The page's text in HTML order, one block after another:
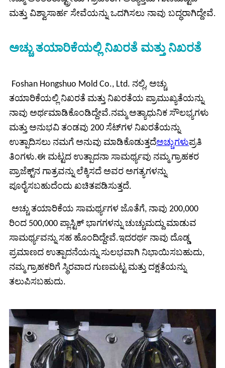
ಮತ್ತು ವಿಶ್ವಾಸಾರ್ಹ ಸೇವೆಯನ್ನು ಒದಗಿಸಲು ನಾವು ಬದ್ಧರಾಗಿದ್ದೇವೆ.
ಅಚ್ಚು ತಯಾರಿಕೆಯಲ್ಲಿ ನಿಖರತೆ ಮತ್ತು ನಿಖರತೆ
Foshan Hongshuo Mold Co., Ltd. ನಲ್ಲಿ, ಅಚ್ಚು
ತಯಾರಿಕೆಯಲ್ಲಿ ನಿಖರತೆ ಮತ್ತು ನಿಖರತೆಯ ಪ್ರಾಮುಖ್ಯತೆಯನ್ನು
ನಾವು ಅರ್ಥಮಾಡಿಕೊಂಡಿದ್ದೇವೆ.ನಮ್ಮ ಅತ್ಯಾಧುನಿಕ ಸೌಲಭ್ಯಗಳು
ಮತ್ತು ಅನುಭವಿ ತಂಡವು 200 ಸೆಟ್‌ಗಳ ನಿಖರತೆಯನ್ನು
ಉತ್ಪಾದಿಸಲು ನಮಗೆ ಅನುವು ಮಾಡಿಕೊಡುತ್ತದೆಅಚ್ಚುಗಳುಪ್ರತಿ
ತಿಂಗಳು.ಈ ಮಟ್ಟದ ಉತ್ಪಾದನಾ ಸಾಮರ್ಥ್ಯವು ನಮ್ಮ ಗ್ರಾಹಕರ
ಪ್ರಾಜೆಕ್ಟ್‌ನ ಗಾತ್ರವನ್ನು ಲೆಕ್ಕಿಸದೆ ಅವರ ಅಗತ್ಯಗಳನ್ನು
ಪೂರೈಸಬಹುದೆಂದು ಖಚಿತಪಡಿಸುತ್ತದೆ.
ಅಚ್ಚು ತಯಾರಿಕೆಯ ಸಾಮರ್ಥ್ಯಗಳ ಜೊತೆಗೆ, ನಾವು 200,000
ರಿಂದ 500,000 ಪ್ಲಾಸ್ಟಿಕ್ ಭಾಗಗಳನ್ನು ಚುಚ್ಚುಮದ್ದು ಮಾಡುವ
ಸಾಮರ್ಥ್ಯವನ್ನು ಸಹ ಹೊಂದಿದ್ದೇವೆ.ಇದರರ್ಥ ನಾವು ದೊಡ್ಡ
ಪ್ರಮಾಣದ ಉತ್ಪಾದನೆಯನ್ನು ಸುಲಭವಾಗಿ ನಿಭಾಯಿಸಬಹುದು,
ನಮ್ಮ ಗ್ರಾಹಕರಿಗೆ ಸ್ಥಿರವಾದ ಗುಣಮಟ್ಟ ಮತ್ತು ದಕ್ಷತೆಯನ್ನು
ತಲುಪಿಸಬಹುದು.